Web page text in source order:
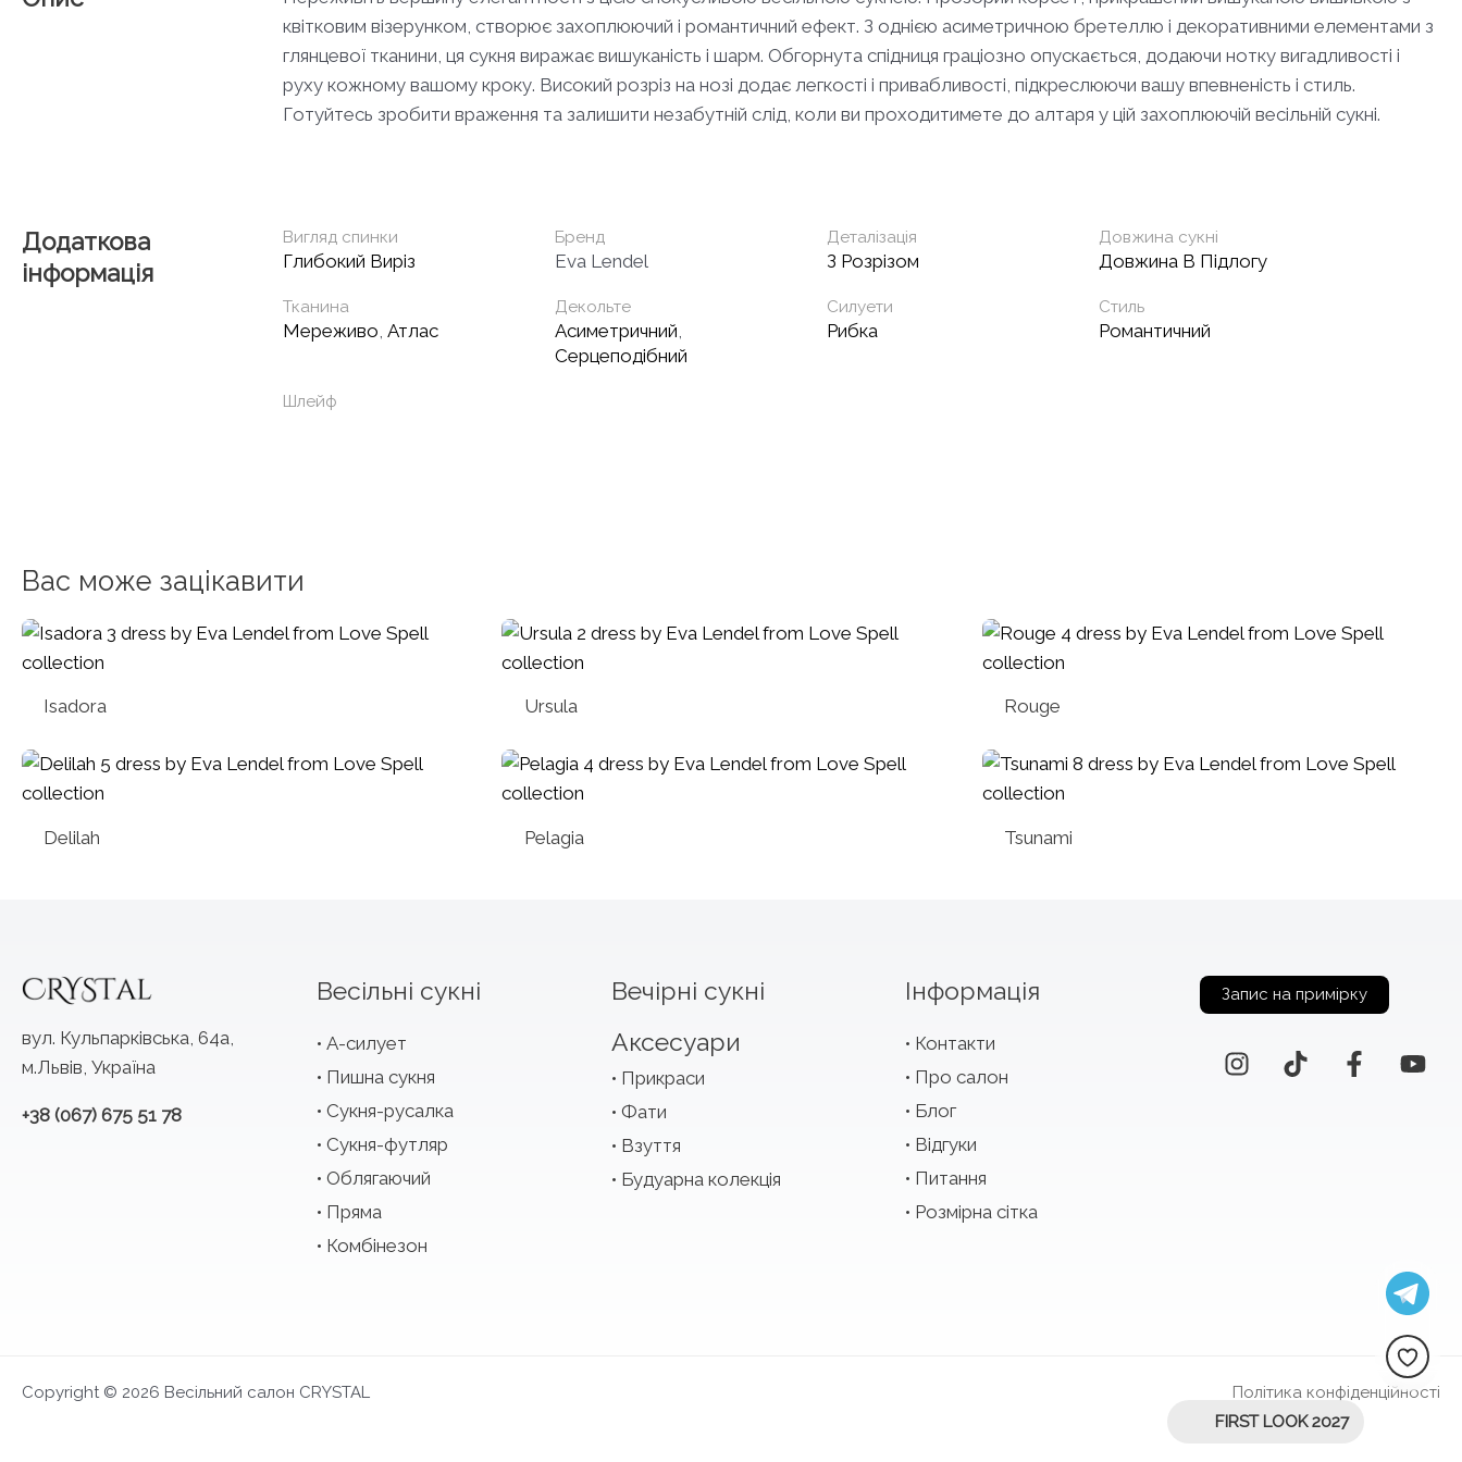
квітковим візерунком, створює захоплюючий і романтичний ефект. З однією асиметричною бретеллю і декоративними елементами з
глянцевої тканини, ця сукня виражає вишуканість і шарм. Обгорнута спідниця граціозно опускається, додаючи нотку вигадливості і
руху кожному вашому кроку. Високий розріз на нозі додає легкості і привабливості, підкреслюючи вашу впевненість і стиль.
Готуйтесь зробити враження та залишити незабутній слід, коли ви проходитимете до алтаря у цій захоплюючій весільній сукні.
Додаткова
інформація
Вигляд спинки
Глибокий Виріз
Бренд
Eva Lendel
Деталізація
З Розрізом
Довжина сукні
Довжина В Підлогу
Тканина
Мереживо Атлас
Декольте
Асиметричний
Серцеподібний
Силуети
Рибка
Стиль
Романтичний
Шлейф
Вас може зацікавити
Isadora Ursula Rouge
Delilah Pelagia Tsunami
вул. Кульпарківська, 64а,
м.Львів, Україна
+38 (067) 675 51 78
Весільні сукні
А-силует
Пишна сукня
Сукня-русалка
Сукня-футляр
Облягаючий
Пряма
Комбінезон
Вечірні сукні
Аксесуари
Прикраси
Фати
Взуття
Будуарна колекція
Інформація
Контакти
Про салон
Блог
Відгуки
Питання
Розмірна сітка
Запис на примірку
Copyright © 2026 Весільний салон CRYSTAL
Політика конфіденційності
FIRST LOOK 2027